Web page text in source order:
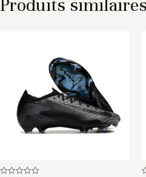
Produits similaires